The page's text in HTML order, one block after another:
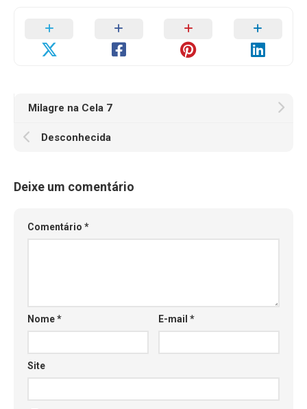
Milagre na Cela 7
Desconhecida
Deixe um comentário
Comentário *
Nome* E-mail*
Site